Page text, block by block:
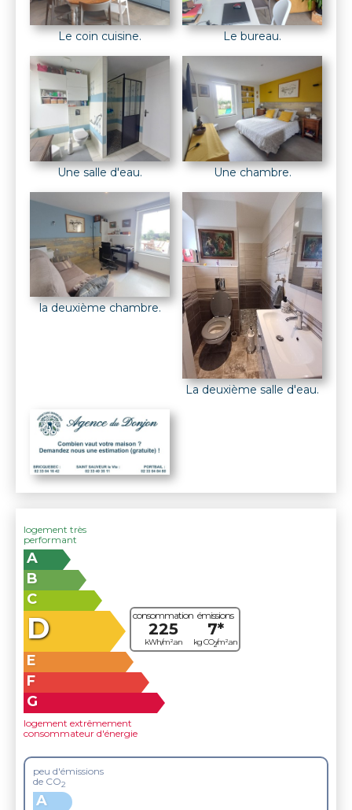
Le coin cuisine. Le bureau.
Une salle d'eau. Une chambre.
la deuxième chambre.
La deuxième salle d'eau.
consommation
225
kWh/m².an
émissions
7*
kg CO2/m².an
logement très
performant
A
B
C
D
E
F
G
logement extrêmement
consommateur d'énergie
peu d'émissions
de CO2
A